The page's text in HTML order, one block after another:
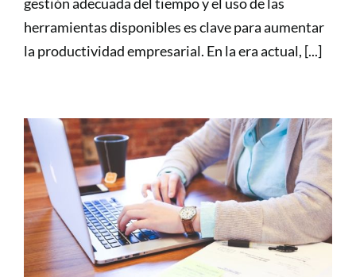
herramientas disponibles es clave para aumentar
la productividad empresarial. En la era actual, [...]